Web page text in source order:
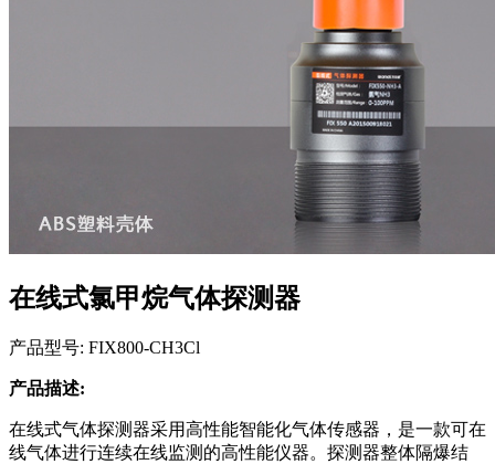
在线式氯甲烷气体探测器
产品型号: FIX800-CH3Cl
产品描述:
在线式气体探测器采用高性能智能化气体传感器，是一款可在
线气体进行连续在线监测的高性能仪器。探测器整体隔爆结